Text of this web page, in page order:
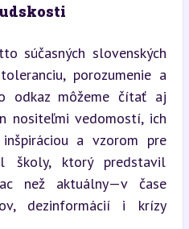
súčasných slovenských
porozumenie a
odkaz môžeme čítať aj
nositeľmi vedomostí, ich
a vzorom pre
školy, ktorý predstavil
než aktuálny—v čase
dezinformácií i krízy